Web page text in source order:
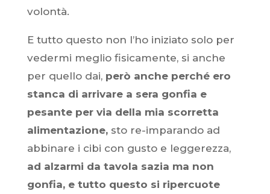
volontà.
E tutto questo non l’ho iniziato solo per
vedermi meglio fisicamente, si anche
per quello dai, però anche perché ero
stanca di arrivare a sera gonfia e
pesante per via della mia scorretta
alimentazione,sto re-imparando ad
abbinare i cibi con gusto e leggerezza,
ad alzarmi da tavola sazia ma non
gonfia, e tutto questo si ripercuote